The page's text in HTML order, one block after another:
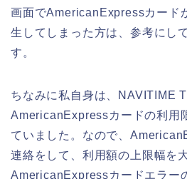
画面でAmericanExpressカード
生してしまった方は、参考にし
す。
ちなみに私自身は、NAVITIME
AmericanExpressカードの利用
ていました。なので、
連絡をして、利用額の上限幅を
AmericanExpressカードエラー